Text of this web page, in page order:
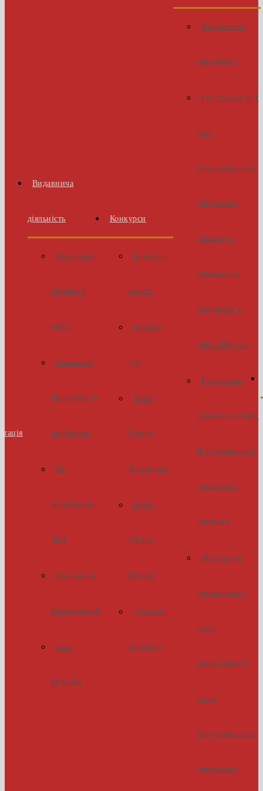
Видавнича
діяльність
Матеріали
наукових
робіт
Навчальні
програми та
посібники
На
мольбертах
днів
Методичні
рекомендації
Інші
видання
Конкурси
Конкурс-
захист
Inventor
UA
МАН-
Юніор
Дослідник
МАН-
Юніор
Ерудит
Джерело
творчості
Нормативні
документи
Реєстрація на І
етап
Всеукраїнських
учнівських
олімпіад з
навчальних
предметів у
2025/2026 н.р
Результати
обласного етапу
Всеукраїнських
учнівських
олімпіад
Методичні
рекомендації
щодо
проведення ІІ
етапу
Всеукраїнських
учнівських